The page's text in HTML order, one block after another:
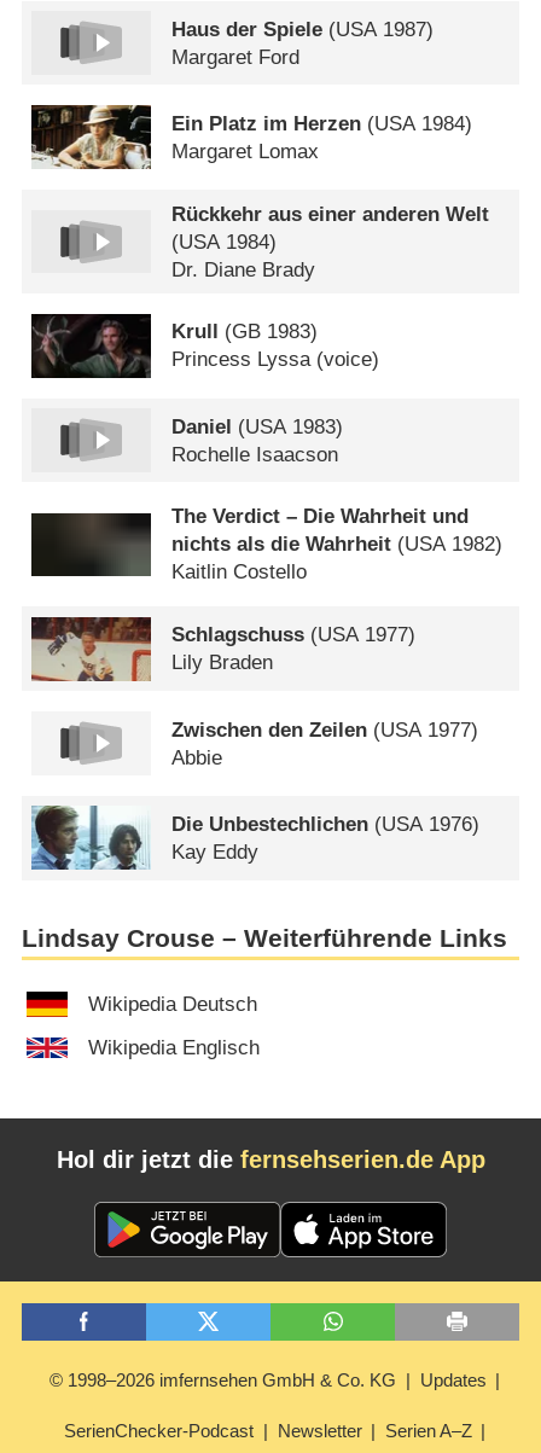
Haus der Spiele (USA 1987)
Margaret Ford
Ein Platz im Herzen (USA 1984)
Margaret Lomax
Rückkehr aus einer anderen Welt
(USA 1984)
Dr. Diane Brady
Krull (GB 1983)
Princess Lyssa (voice)
Daniel (USA 1983)
Rochelle Isaacson
The Verdict – Die Wahrheit und
nichts als die Wahrheit (USA1982)
Kaitlin Costello
Schlagschuss (USA1977)
Lily Braden
Zwischen den Zeilen (USA 1977)
Abbie
Die Unbestechlichen (USA 1976)
Kay Eddy
Lindsay Crouse – Weiterführende Links
Wikipedia Deutsch
Wikipedia Englisch
Hol dir jetzt die fernsehserien.de App
© 1998–2026 imfernsehen GmbH & Co. KG Updates
SerienChecker-Podcast Newsletter Serien A–Z